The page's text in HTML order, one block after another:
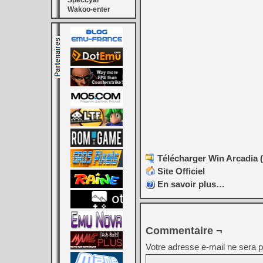
Wakoo-enter
Télécharger Win Arcadia
Site Officiel
En savoir plus…
Commentaire ¬
Votre adresse e-mail ne sera